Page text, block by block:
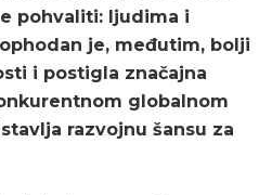
pohvaliti: ljudima i
je, međutim, bolji
i postigla značajna
globalnom
razvojnu šansu za